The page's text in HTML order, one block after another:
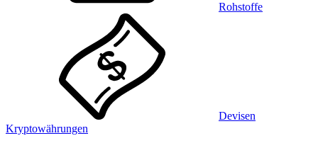
Rohstoffe
Devisen
Kryptowährungen